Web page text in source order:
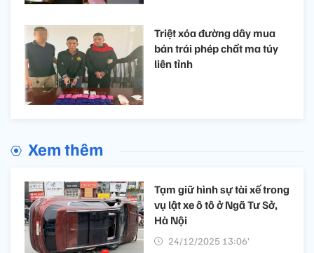
Triệt xóa đường dây mua
bán trái phép chất ma túy
liên tỉnh
Xem thêm
Tạm giữ hình sự tài xế trong
vụ lật xe ô tô ở Ngã Tư Sở,
Hà Nội
24/12/2025 13:06’